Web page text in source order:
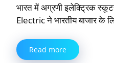
भारत में अग्रणी इलेक्ट्रिक
Electric ने भारतीय बाजार के
Read more